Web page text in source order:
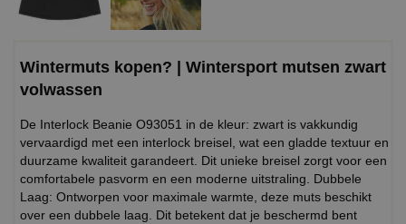
Wintermuts kopen? | Wintersport mutsen zwart
volwassen
De Interlock Beanie O93051 in de kleur: zwart is vakkundig
vervaardigd met een interlock breisel, wat een gladde textuur en
duurzame kwaliteit garandeert. Dit unieke breisel zorgt voor een
comfortabele pasvorm en een moderne uitstraling. Dubbele
Laag: Ontworpen voor maximale warmte, deze muts beschikt
over een dubbele laag. Dit betekent dat je beschermd bent